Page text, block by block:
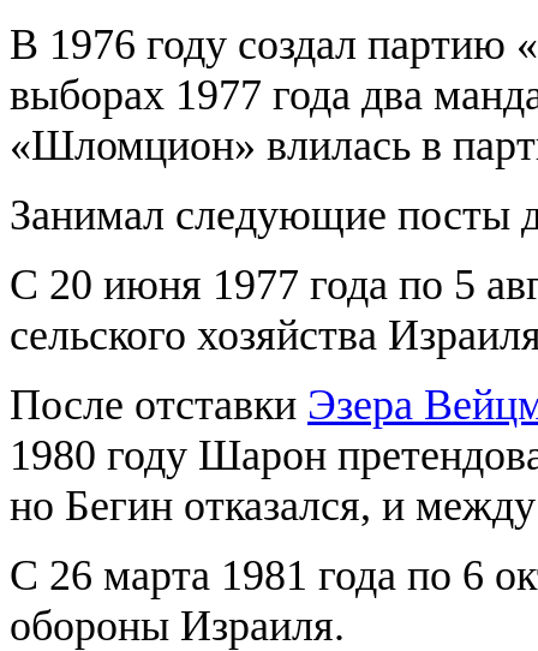
В 1976 году создал партию «
выборах 1977 года два
«Шломцион» влилась в
Занимал следующие посты
С 20 июня 1977 года по 5
сельского хозяйства
После отставки Эзера
1980 году Шарон
но Бегин отказался, и
С 26 марта 1981 года по 6
обороны Израиля.